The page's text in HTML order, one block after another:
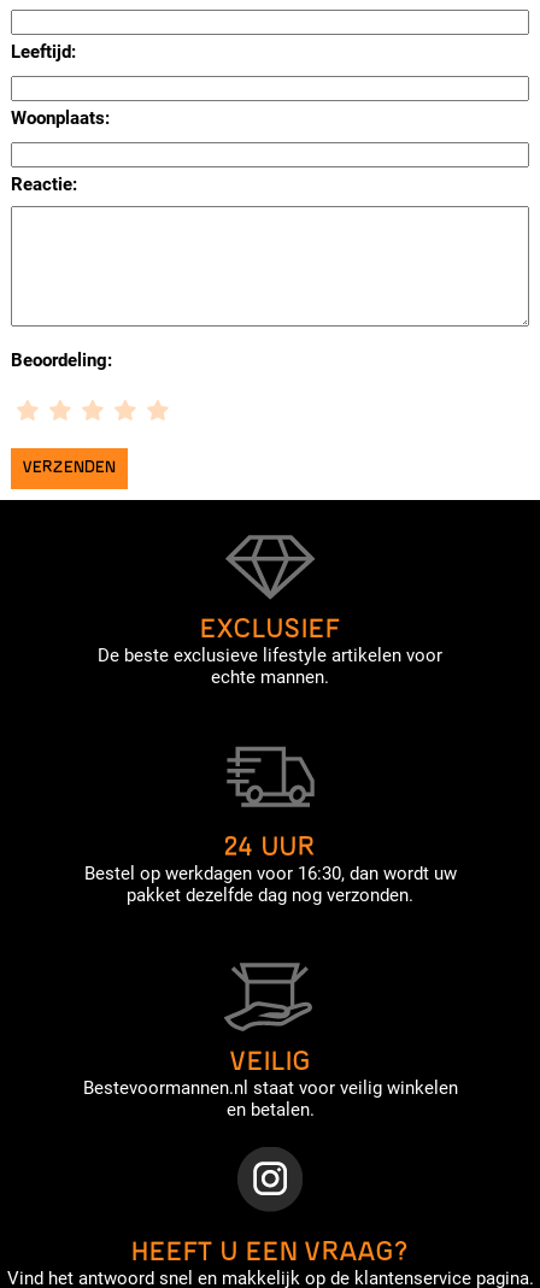
Leeftijd:
Woonplaats:
Reactie:
Beoordeling:
EXCLUSIEF
De beste exclusieve lifestyle artikelen voor
echte mannen.
24 UUR
Bestel op werkdagen voor 16:30, dan wordt uw
pakket dezelfde dag nog verzonden.
VEILIG
Bestevoormannen.nl staat voor veilig winkelen
en betalen.
HEEFT U EEN VRAAG?
Vind het antwoord snel en makkelijk op de klantenservice pagina.